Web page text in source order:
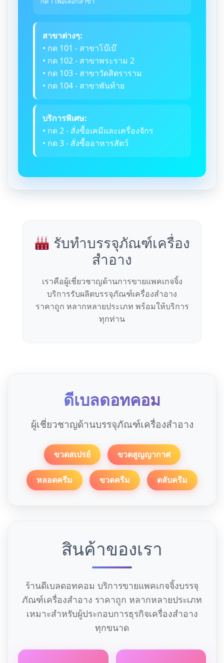
สาขาต่างๆ:
• กด 101 - สาขาโบ๊เบ๊
• กด 102 - สาขาพระราม 2
• กด 103 - สาขาวัดสิตราราม
• กด 104 - สาขาพันท้าย
บริการพิเศษ:
• กด 2 - สั่งซื้อเคมีและเครื่องจักร
• กด 3 - สั่งซื้ออาหารสัตว์
รับทำบรรจุภัณฑ์เครื่อง
สำอาง
เราคือผู้เชี่ยวชาญด้านการขายแพคเกจจิ้ง
บริการรับผลิตบรรจุภัณฑ์เครื่องสำอาง
ราคาถูก หลากหลายประเภท พร้อมให้บริการ
ทุกท่าน
ดีเบลดอทคอม
ผู้เชี่ยวชาญด้านบรรจุภัณฑ์เครื่องสำอาง
ขวดสเปรย์ ขวดสูญญากาศ
หลอดครีม ขวดครีม ตลับครีม
สินค้าของเรา
ร้านดีเบลดอทคอม บริการขายแพคเกจจิ้งบรรจุ
ภัณฑ์เครื่องสำอาง ราคาถูก หลากหลายประเภท
เหมาะสำหรับผู้ประกอบการธุรกิจเครื่องสำอาง
ทุกขนาด